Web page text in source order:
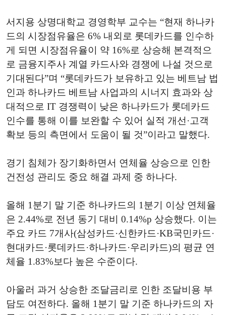
서지용 상명대학교 경영학부 교수는 “현재 하나카
드의 시장점유율은 6% 내외로 롯데카드를 인수하
게 되면 시장점유율이 약 16%로 상승해 본격적으
로 금융지주사 계열 카드사와 경쟁에 나설 것으로
기대된다”며 “롯데카드가 보유하고 있는 베트남 법
인과 하나카드 베트남 사업과의 시너지 효과와 상
대적으로 IT 경쟁력이 낮은 하나카드가 롯데카드
인수를 통해 이를 보완할 수 있어 실적 개선·고객
확보 등의 측면에서 도움이 될 것”이라고 말했다.
경기 침체가 장기화하면서 연체율 상승으로 인한
건전성 관리도 중요 해결 과제 중 하나다.
올해 1분기 말 기준 하나카드의 1분기 이상 연체율
은 2.44%로 전년 동기 대비 0.14%p 상승했다. 이는
주요 카드 7개사(삼성카드·신한카드·KB국민카드·
현대카드·롯데카드·하나카드·우리카드)의 평균 연
체율 1.83%보다 높은 수준이다.
아울러 과거 상승한 조달금리로 인한 조달비용 부
담도 여전하다. 올해 1분기 말 기준 하나카드의 자